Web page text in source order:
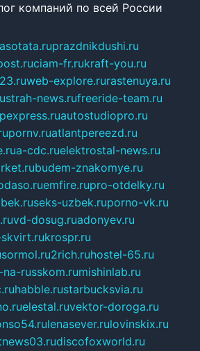
компаний по всей России
prazdnikdushi.ru
ciam-fr.rukraft-you.ru
web-explore.rurastenuya.ru
strah-news.rufreeride-team.ru
autostudiopro.ru
pornv.ruatlantpereezd.ru
a-cdc.ruelektrostal-news.ru
budem-znakomye.ru
emfire.rupro-otdelky.ru
seks-uzbek.ruporno-vk.ru
vd-dosug.ruadonyev.ru
krospr.ru
sormol.ru2rich.ruhostel-65.ru
russkom.rumishinlab.ru
habble.rustarbucksvia.ru
elestal.ruvektor-doroga.ru
lenasever.rulovinskix.ru
discofoxworld.ru